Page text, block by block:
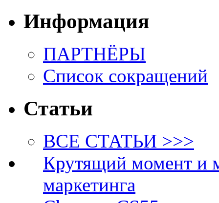
Информация
ПАРТНЁРЫ
Список сокращений
Статьи
ВСЕ СТАТЬИ >>>
Крутящий момент и
маркетинга